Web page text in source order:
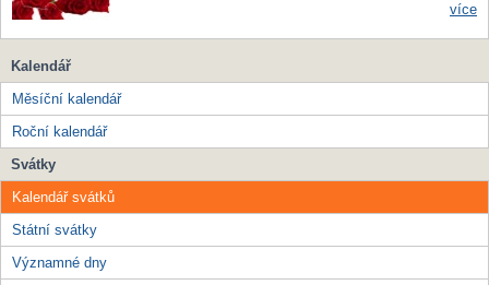
více
Kalendář
Měsíční kalendář
Roční kalendář
Svátky
Kalendář svátků
Státní svátky
Významné dny